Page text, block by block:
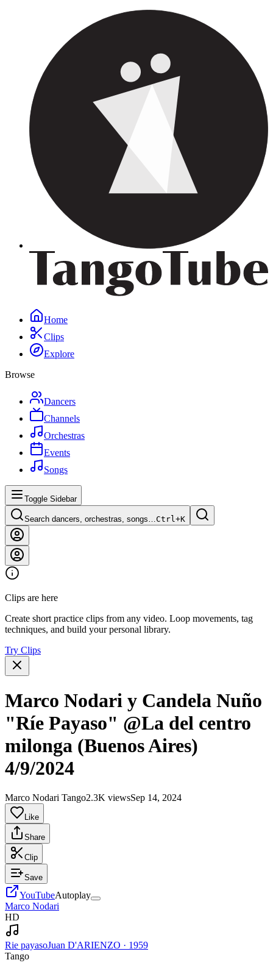
Home
Clips
Explore
Browse
Dancers
Channels
Orchestras
Events
Songs
Toggle Sidebar
Search dancers, orchestras, songs…Ctrl+K
Clips are here
Create short practice clips from any video. Loop movements, tag
techniques, and build your personal library.
Try Clips
Marco Nodari y Candela Nuño
"Ríe Payaso" @La del centro
milonga (Buenos Aires)
4/9/2024
Marco Nodari Tango2.3K viewsSep 14, 2024
Like
Share
Clip
Save
YouTubeAutoplay
Marco Nodari
HD
Rie payasoJuan D'ARIENZO · 1959
Tango